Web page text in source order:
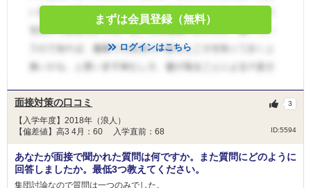
まずは会員登録（無料）
ログインはこちら
面接対策の口コミ
【入学年度】2018年（浪人）
【偏差値】高3 4月：60 入学直前：68
ID:5594
3
あなたが面接で聞かれた質問は何ですか。また質問にどのように
回答しましたか。最低3つ教えてください。
集団討論なので質問は一つのみでした。